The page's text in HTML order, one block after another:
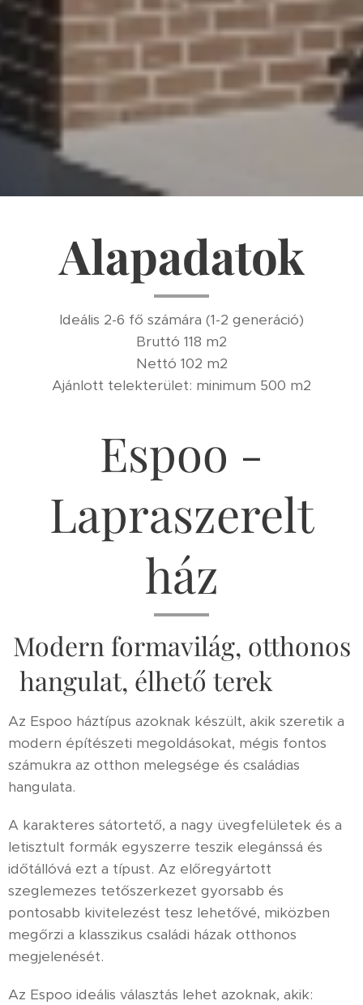
Alapadatok
Ideális 2-6 fő számára (1-2 generáció)
Bruttó 118 m2
Nettó 102 m2
Ajánlott telekterület: minimum 500 m2
Espoo -
Lapraszerelt
ház
Modern formavilág, otthonos
hangulat, élhető terek 🌿🏡
Az Espoo háztípus azoknak készült, akik szeretik a
modern építészeti megoldásokat, mégis fontos
számukra az otthon melegsége és családias
hangulata.
A karakteres sátortető, a nagy üvegfelületek és a
letisztult formák egyszerre teszik elegánssá és
időtállóvá ezt a típust. Az előregyártott
szeglemezes tetőszerkezet gyorsabb és
pontosabb kivitelezést tesz lehetővé, miközben
megőrzi a klasszikus családi házak otthonos
megjelenését.
Az Espoo ideális választás lehet azoknak, akik: